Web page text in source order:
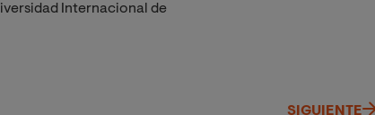
Internacional de
SIGUIENTE